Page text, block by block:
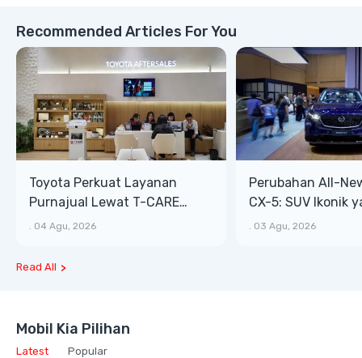
Recommended Articles For You
Toyota Perkuat Layanan
Purnajual Lewat T-CARE
XTRA, Manfaat Lebih Besar
. 04 Agu, 2026
Perubahan All-
CX-5: SUV Ikonik
Bongsor, Mewah,
. 03 Agu, 2026
Read All
Mobil Kia Pilihan
Latest Popular